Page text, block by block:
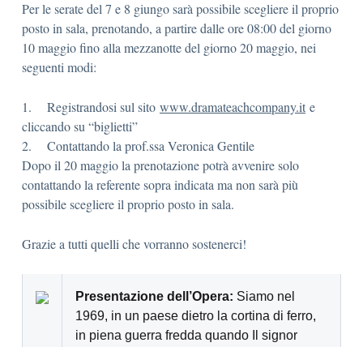
Per le serate del 7 e 8 giungo sarà possibile scegliere il proprio
posto in sala, prenotando, a partire dalle ore 08:00 del giorno
10 maggio fino alla mezzanotte del giorno 20 maggio, nei
seguenti modi:
1. Registrandosi sul sito www.dramateachcompany.it e
cliccando su “biglietti”
2. Contattando la prof.ssa Veronica Gentile
Dopo il 20 maggio la prenotazione potrà avvenire solo
contattando la referente sopra indicata ma non sarà più
possibile scegliere il proprio posto in sala.
Grazie a tutti quelli che vorranno sostenerci!
Presentazione dell’Opera: Siamo nel
1969, in un paese dietro la cortina di ferro,
in piena guerra fredda quando Il signor